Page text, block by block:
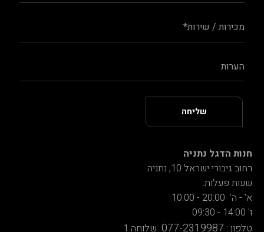
חנות הדגל נתניה
רחוב גיבורי ישראל 10, נתניה
שעות פעלות:
א' - ה' 20:00 - 10:00
ו' 14:00 - 09:30
טלפון : 077-2319987 שלוחה 1